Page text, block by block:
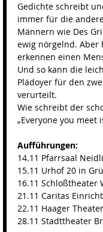
Gedichte schreibt
immer für die
Männern wie Des
ewig nörgelnd.
erkennen einen
Und so kann die
Plädoyer für den
verurteilt.
Wie schreibt der
„Everyone you
Aufführungen:
14.11 Pfarrsaal
15.11 Urhof 20 in
16.11 Schloßtheater
21.11 Caritas
22.11 Haager
28.11 Stadttheater